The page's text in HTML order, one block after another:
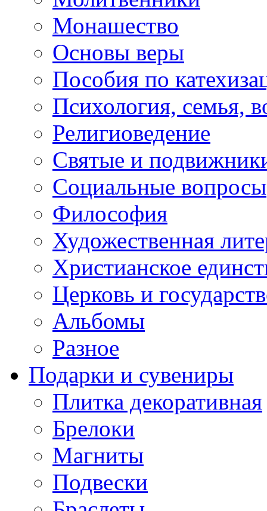
Монашество
Основы веры
Пособия по
Психология, семья,
Религиоведение
Святые и
Социальные вопросы
Философия
Художественная
Христианское
Церковь и
Альбомы
Разное
Подарки и сувениры
Плитка декоративная
Брелоки
Магниты
Подвески